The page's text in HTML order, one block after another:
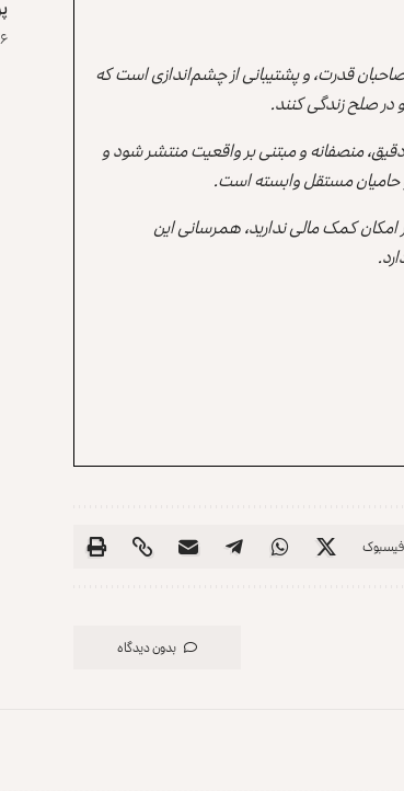
قدرت، و پشتیبانی از چشم‌اندازی است که
در صلح زندگی کنند.
منصفانه و مبتنی بر واقعیت منتشر شود و
حامیان مستقل وابسته است.
کمک مالی ندارید، همرسانی این
فیسبوک
بدون دیدگاه
۲۶ ثور